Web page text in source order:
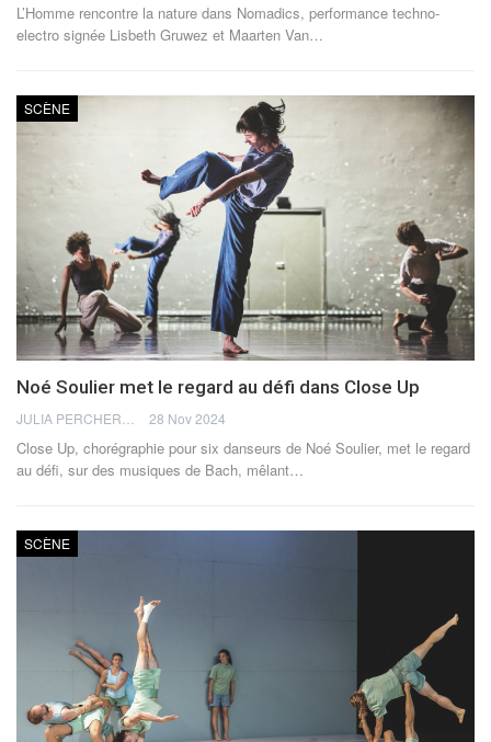
L’Homme rencontre la nature dans Nomadics, performance techno-
electro signée Lisbeth Gruwez et Maarten Van…
SCÈNE
Noé Soulier met le regard au défi dans Close Up
28 Nov 2024
Close Up, chorégraphie pour six danseurs de Noé Soulier, met le regard
au défi, sur des musiques de Bach, mêlant…
SCÈNE